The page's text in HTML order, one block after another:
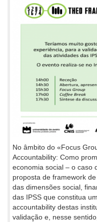
No âmbito do «Focus
Accountability: Como
economia social – o caso
proposta de framework
das dimensões social,
das IPSS que constitua
accountability destas
validação e, nesse